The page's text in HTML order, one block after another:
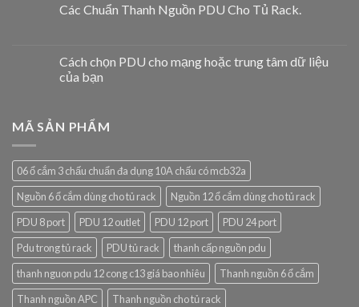
Các Chuẩn Thanh Nguồn PDU Cho Tủ Rack.
Cách chọn PDU cho mạng hoặc trung tâm dữ liệu
của bạn
MÃ SẢN PHẨM
06 ổ cắm 3 chấu chuẩn đa dụng 10A chấu có mcb32a
Nguồn 6 ổ cắm dùng cho tủ rack
Nguồn 12 ổ cắm dùng cho tủ rack
PDU 8 port
PDU 12 outlet PDU 12 port
PDU 24 port
Pdu trong tủ rack
PDU tủ rack
thanh cấp nguồn pdu
thanh nguon pdu 12 cong c13 giá bao nhiêu
Thanh nguồn 6 ổ cắm
Thanh nguồn APC
Thanh nguồn cho tủ rack